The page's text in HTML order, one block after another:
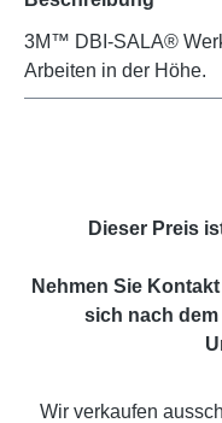
3M™ DBI-SALA®
Arbeiten in der Höhe.
Dieser Preis
Nehmen Sie
sich nach
Wir verkaufen